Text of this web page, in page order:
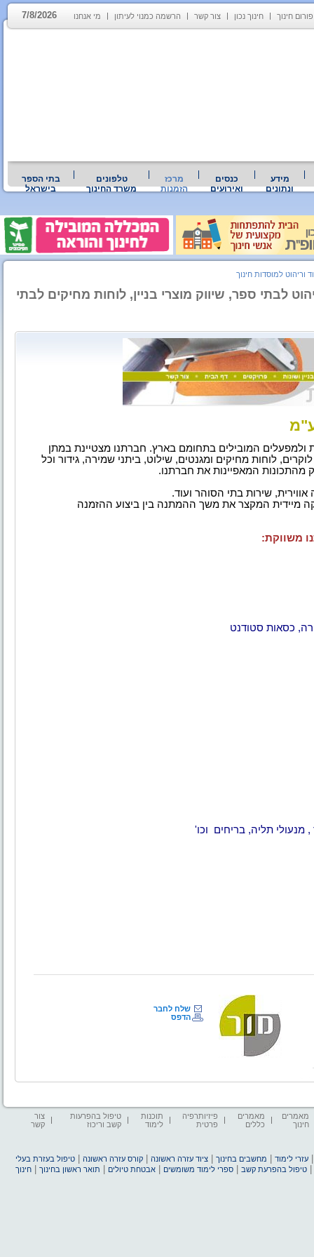
פורום חינוך חינוך נכון צור קשר הרשמה כמנוי לעיתון מי אנחנו 7/8/2026
מידע
ונתונים
כנסים
ואירועים
מרכז
הזמנות
טלפונים
משרד החינוך
בתי הספר
בישראל
וריהוט למוסדות חינוך
לבתי ספר, שיווק מוצרי בניין, לוחות מחיקים לבתי
ולמפעלים המובילים בתחומם בארץ. חברתנו מצטיינת במתן
לוחות מחיקים ומגנטים, שילוט, ביתני שמירה, גידור וכל
מהתכונות המאפיינות את חברתנו.
שירות בתי הסוהר ועוד.
מיידית המקצר את משך ההמתנה בין ביצוע ההזמנה
משווקת:
כסאות סטודנט
מנעולי תליה, בריחים וכו'
שלח לחבר
הדפס
מאמרים
חינוך
מאמרים
כללים
פיזיותרפיה
פרטית
תוכנות
לימוד
טיפול בהפרעות
קשב וריכוז
צור
קשר
עזרי לימוד מחשבים בחינוך |ציוד עזרה ראשונה |קורס עזרה ראשונה |טיפול בעזרת בעלי
|טיפול בהפרעת קשב |ספרי לימוד משומשים |אבטחת טיולים תואר ראשון בחינוך |חינוך